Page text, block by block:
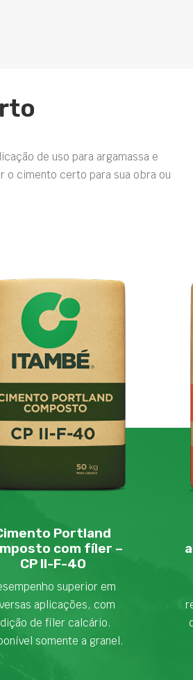
de uso para argamassa e
o cimento certo para sua obra ou
Portland
com fíler –
CP II-F-40
superior em
aplicações, com
de fíler calcário.
somente a granel.